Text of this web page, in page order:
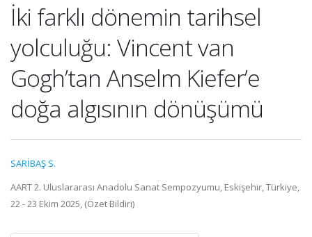
İki farklı dönemin tarihsel
yolculuğu: Vincent van
Gogh’tan Anselm Kiefer’e
doğa algısının dönüşümü
SARİBAŞ S.
AART 2. Uluslararası Anadolu Sanat Sempozyumu, Eskişehir, Türkiye,
22 - 23 Ekim 2025, (Özet Bildiri)